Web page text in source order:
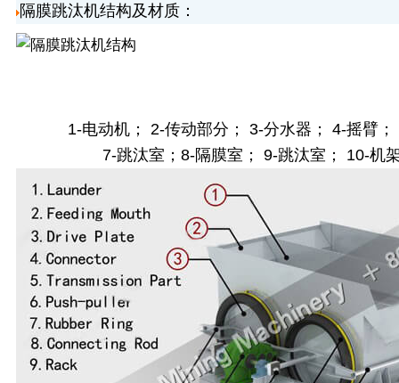
隔膜跳汰机结构及材质：
1-电动机； 2-传动部分； 3-分水器； 4-摇臂
7-跳汰室；8-隔膜室； 9-跳汰室； 10-机